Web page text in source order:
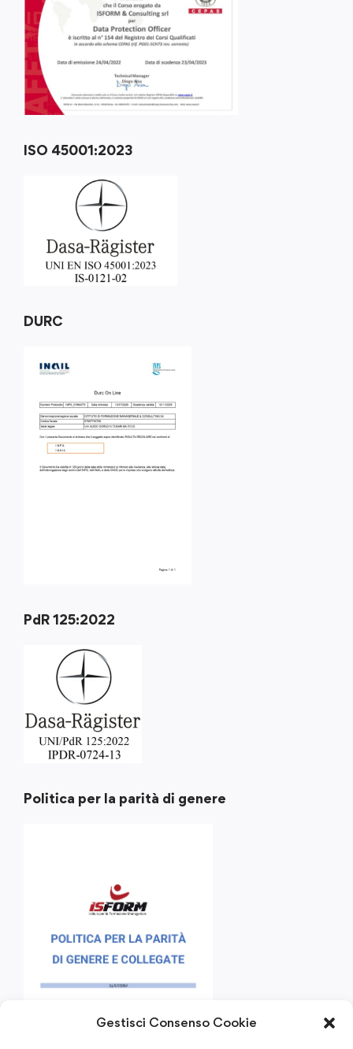
Gestisci Consenso Cookie
ISO 45001:2023
DURC
PdR 125:2022
Politica per la parità di genere